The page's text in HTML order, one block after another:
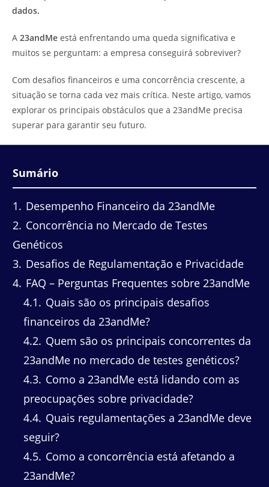
dados.
A 23andMe está enfrentando uma queda significativa e
muitos se perguntam: a empresa conseguirá sobreviver?
Com desafios financeiros e uma concorrência crescente, a
situação se torna cada vez mais crítica. Neste artigo, vamos
explorar os principais obstáculos que a 23andMe precisa
superar para garantir seu futuro.
Sumário
1
Desempenho Financeiro da 23andMe
2 Concorrência no Mercado de Testes
Genéticos
3 Desafios de Regulamentação e Privacidade
4 FAQ – Perguntas Frequentes sobre 23andMe
4.1
Quais são os principais desafios
financeiros da 23andMe?
4.2 Quem são os principais concorrentes da
23andMe no mercado de testes genéticos?
4.3 Como a 23andMe está lidando com as
preocupações sobre privacidade?
4.4 Quais regulamentações a 23andMe deve
seguir?
4.5 Como a concorrência está afetando a
23andMe?